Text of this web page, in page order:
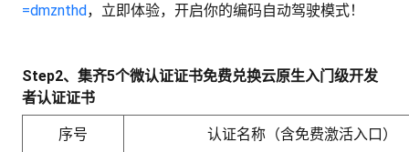
藏
=dmznthd，立即体验，开启你的编码自动驾驶模式！
Step2、集齐5个微认证证书免费兑换云原生入门级开发
者认证证书
序号 认证名称（含免费激活入口）